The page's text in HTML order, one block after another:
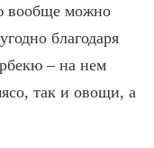
вообще можно
благодаря
– на нем
так и овощи, а